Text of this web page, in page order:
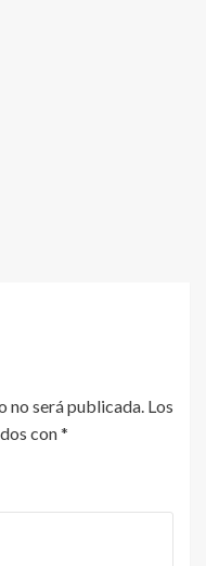
no será publicada. Los
con*